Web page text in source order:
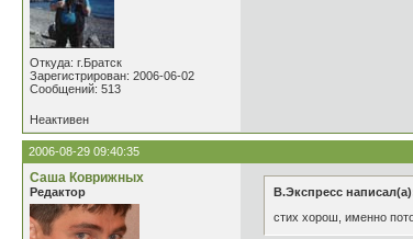
Откуда: г.Братск
Зарегистрирован: 2006-06-02
Сообщений: 513
Неактивен
2006-08-29 09:40:35
Саша Коврижных
Редактор
В.Экспресс
стих хорош, именно